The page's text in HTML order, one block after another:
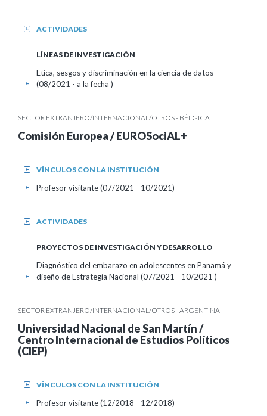
ACTIVIDADES
+
LÍNEAS DE INVESTIGACIÓN
Etica, sesgos y discriminación en la ciencia de datos
(08/2021 - a la fecha )
+
SECTOR EXTRANJERO/INTERNACIONAL/OTROS - BÉLGICA
Comisión Europea / EUROSociAL+
VÍNCULOS CON LA INSTITUCIÓN
+
Profesor visitante (07/2021 - 10/2021)
+
ACTIVIDADES
+
PROYECTOS DE INVESTIGACIÓN Y DESARROLLO
Diagnóstico del embarazo en adolescentes en Panamá y
diseño de Estrategia Nacional (07/2021 - 10/2021 )
+
SECTOR EXTRANJERO/INTERNACIONAL/OTROS - ARGENTINA
Universidad Nacional de San Martín /
Centro Internacional de Estudios Políticos
(CIEP)
VÍNCULOS CON LA INSTITUCIÓN
+
Profesor visitante (12/2018 - 12/2018)
+